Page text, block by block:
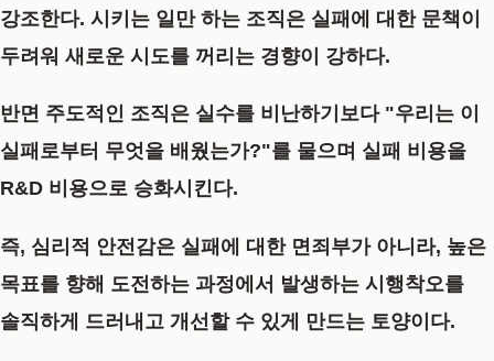
강조한다. 시키는 일만 하는 조직은 실패에 대한 문책이
두려워 새로운 시도를 꺼리는 경향이 강하다.
반면 주도적인 조직은 실수를 비난하기보다 "우리는 이
실패로부터 무엇을 배웠는가?"를 물으며 실패 비용을
R&D 비용으로 승화시킨다.
즉, 심리적 안전감은 실패에 대한 면죄부가 아니라, 높은
목표를 향해 도전하는 과정에서 발생하는 시행착오를
솔직하게 드러내고 개선할 수 있게 만드는 토양이다.